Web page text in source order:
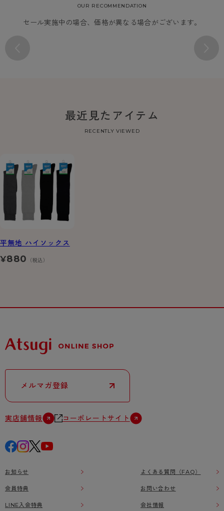
OUR RECOMMENDATION
セール実施中の場合、価格が異なる場合がございます。
最近見たアイテム
RECENTLY VIEWED
平無地 ハイソックス
¥880 （税込）
メルマガ登録
実店舗情報 コーポレートサイト
お知らせ
会員特典
LINE入会特典
よくある質問（FAQ）
お問い合わせ
会社情報